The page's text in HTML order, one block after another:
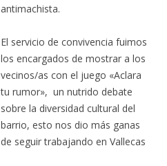
antimachista.
El servicio de convivencia fuimos
los encargados de mostrar a los
vecinos/as con el juego «Aclara
tu rumor», un nutrido debate
sobre la diversidad cultural del
barrio, esto nos dio más ganas
de seguir trabajando en Vallecas